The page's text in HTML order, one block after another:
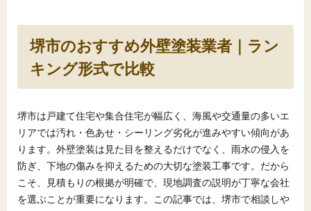
堺市のおすすめ外壁塗装業者｜ラン
キング形式で比較
堺市は戸建て住宅や集合住宅が幅広く、海風や交通量の多いエ
リアでは汚れ・色あせ・シーリング劣化が進みやすい傾向があ
ります。外壁塗装は見た目を整えるだけでなく、雨水の侵入を
防ぎ、下地の傷みを抑えるための大切な塗装工事です。だから
こそ、見積もりの根拠が明確で、現地調査の説明が丁寧な会社
を選ぶことが重要になります。この記事では、堺市で相談しや